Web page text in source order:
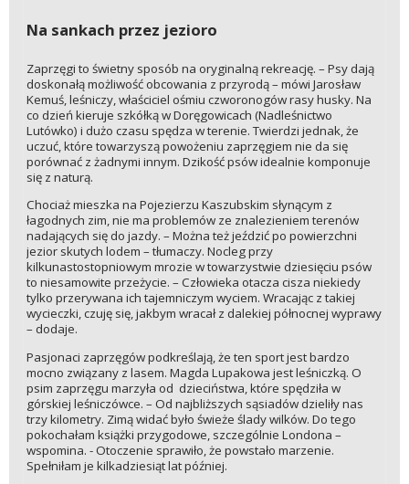
Na sankach przez jezioro
Zaprzęgi to świetny sposób na oryginalną rekreację. – Psy dają
doskonałą możliwość obcowania z przyrodą – mówi Jarosław
Kemuś, leśniczy, właściciel ośmiu czworonogów rasy husky. Na
co dzień kieruje szkółką w Doręgowicach (Nadleśnictwo
Lutówko) i dużo czasu spędza w terenie. Twierdzi jednak, że
uczuć, które towarzyszą powożeniu zaprzęgiem nie da się
porównać z żadnymi innym. Dzikość psów idealnie komponuje
się z naturą.
Chociaż mieszka na Pojezierzu Kaszubskim słynącym z
łagodnych zim, nie ma problemów ze znalezieniem terenów
nadających się do jazdy. – Można też jeździć po powierzchni
jezior skutych lodem – tłumaczy. Nocleg przy
kilkunastostopniowym mrozie w towarzystwie dziesięciu psów
to niesamowite przeżycie. – Człowieka otacza cisza niekiedy
tylko przerywana ich tajemniczym wyciem. Wracając z takiej
wycieczki, czuję się, jakbym wracał z dalekiej północnej wyprawy
– dodaje.
Pasjonaci zaprzęgów podkreślają, że ten sport jest bardzo
mocno związany z lasem. Magda Lupakowa jest leśniczką. O
psim zaprzęgu marzyła od dzieciństwa, które spędziła w
górskiej leśniczówce. – Od najbliższych sąsiadów dzieliły nas
trzy kilometry. Zimą widać było świeże ślady wilków. Do tego
pokochałam książki przygodowe, szczególnie Londona –
wspomina. - Otoczenie sprawiło, że powstało marzenie.
Spełniłam je kilkadziesiąt lat później.